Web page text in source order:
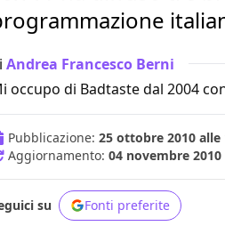
Andrea Francesco Berni
occupo di Badtaste dal 2004
Pubblicazione: 25 ottobre 2010 alle
Aggiornamento: 04 novembre 2010
su Fonti preferite